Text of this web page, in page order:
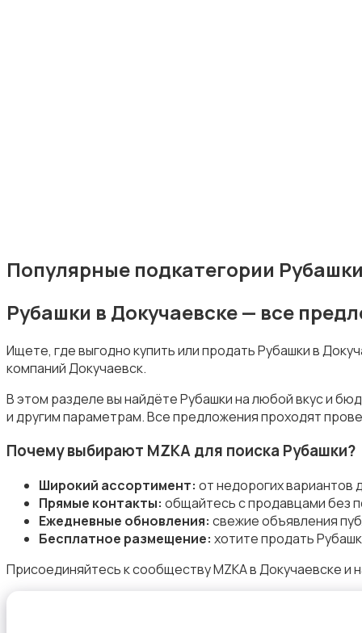
Пиджаки и костюмы
Рубашки
Популярные подкатегории
Рубашки в Докучаевске — все
Ищете, где выгодно купить или продать Рубашки в
компаний Докучаевск.
В этом разделе вы найдёте Рубашки на любой вкус и
и другим параметрам. Все предложения проходят
Почему выбирают MZKA для поиска Рубашки?
Широкий ассортимент: от недорогих
Прямые контакты: общайтесь с продавцами без
Ежедневные обновления: свежие объявления
Бесплатное размещение: хотите продать
Присоединяйтесь к сообществу MZKA в Докучаевске и